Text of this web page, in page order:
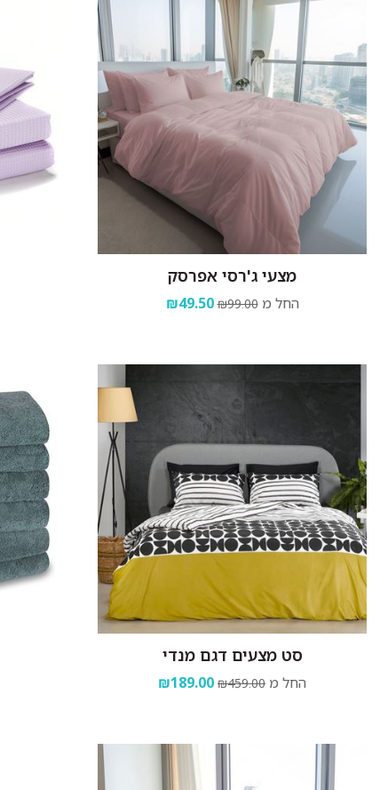
מצעי ג'רסי אפרסק
החל מ ₪99.00
₪49.50
סט מצעים דגם מנדי
החל מ ₪459.00
₪189.00